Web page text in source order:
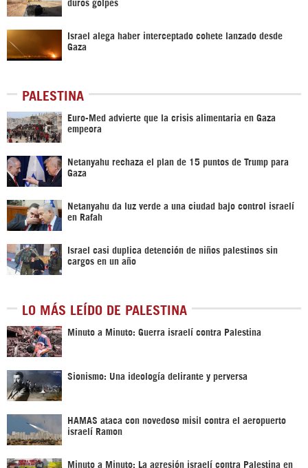
duros golpes
Israel alega haber interceptado cohete lanzado desde
Gaza
PALESTINA
Euro-Med advierte que la crisis alimentaria en Gaza
empeora
Netanyahu rechaza el plan de 15 puntos de Trump para
Gaza
Netanyahu da luz verde a una ciudad bajo control israelí
en Rafah
Israel casi duplica detención de niños palestinos sin
cargos en un año
LO MÁS LEÍDO DE PALESTINA
Minuto a Minuto: Guerra israelí contra Palestina
Sionismo: Una ideología delirante y perversa
HAMAS ataca con novedoso misil contra el aeropuerto
israelí Ramon
Minuto a Minuto: La agresión israelí contra Palestina en